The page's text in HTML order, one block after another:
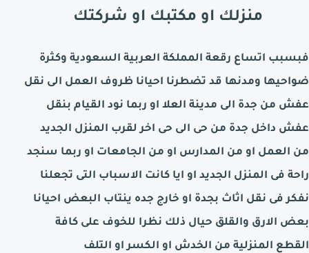
منزلك او مكتبك او شركتك
فبسبب اتساع رقعة المملكة العربية السعودية وكثرة
ضواحيها ومدنها قد تضطرنا احيانا ظروف العمل الى نقل
عفش من جدة الى مدينة العلا او ربما نود القيام بنقل
عفش داخل جدة من حى الى حى اخر لقرب المنزل الجديد
من العمل او من المدارس او من الجامعات او ربما سنجد
راحة فى المنزل الجديد او ايا كانت الاسباب التى تجعلنا
نفكر فى نقل اثاث بجدة او خارج جده ينتاب البعض احيانا
بعض الارق والقلق حيال ذلك نظرا للخوف على كافة
القطع المنزلية من الخدش او الكسر او التلف